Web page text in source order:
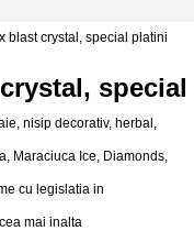
blast crystal, special platini
nisip decorativ, herbal,
Maraciuca Ice, Diamonds,
cu legislatia in
mai inalta